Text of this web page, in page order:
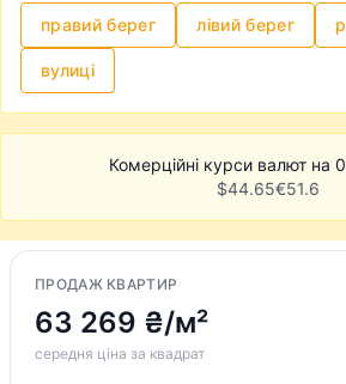
правий берег лівий берег
вулиці
Комерційні курси валют на
$44.65€51.6
ПРОДАЖ КВАРТИР
63 269 ₴/м²
середня ціна за квадрат